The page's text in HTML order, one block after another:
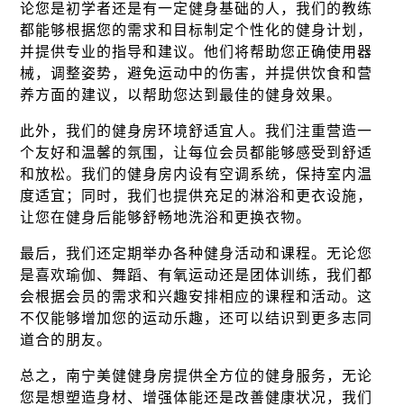
论您是初学者还是有一定健身基础的人，我们的教练
都能够根据您的需求和目标制定个性化的健身计划，
并提供专业的指导和建议。他们将帮助您正确使用器
械，调整姿势，避免运动中的伤害，并提供饮食和营
养方面的建议，以帮助您达到最佳的健身效果。
此外，我们的健身房环境舒适宜人。我们注重营造一
个友好和温馨的氛围，让每位会员都能够感受到舒适
和放松。我们的健身房内设有空调系统，保持室内温
度适宜；同时，我们也提供充足的淋浴和更衣设施，
让您在健身后能够舒畅地洗浴和更换衣物。
最后，我们还定期举办各种健身活动和课程。无论您
是喜欢瑜伽、舞蹈、有氧运动还是团体训练，我们都
会根据会员的需求和兴趣安排相应的课程和活动。这
不仅能够增加您的运动乐趣，还可以结识到更多志同
道合的朋友。
总之，南宁美健健身房提供全方位的健身服务，无论
您是想塑造身材、增强体能还是改善健康状况，我们